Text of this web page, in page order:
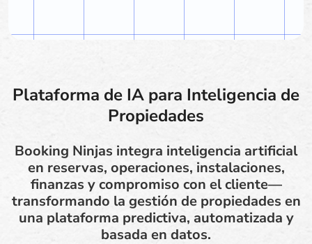
Plataforma de IA para Inteligencia de
Propiedades
Booking Ninjas integra inteligencia artificial
en reservas, operaciones, instalaciones,
finanzas y compromiso con el cliente—
transformando la gestión de propiedades en
una plataforma predictiva, automatizada y
basada en datos.